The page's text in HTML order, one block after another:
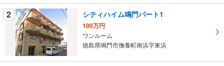
2 シティハイム鳴門パート1
100万円
ワンルーム
徳島県鳴門市撫養町南浜字東浜